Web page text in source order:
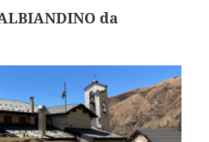
da